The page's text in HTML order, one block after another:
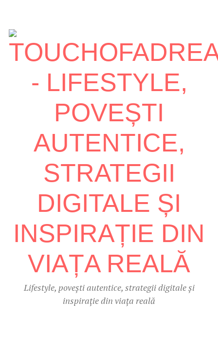
Lifestyle, povești autentice, strategii digitale și
inspirație din viața reală